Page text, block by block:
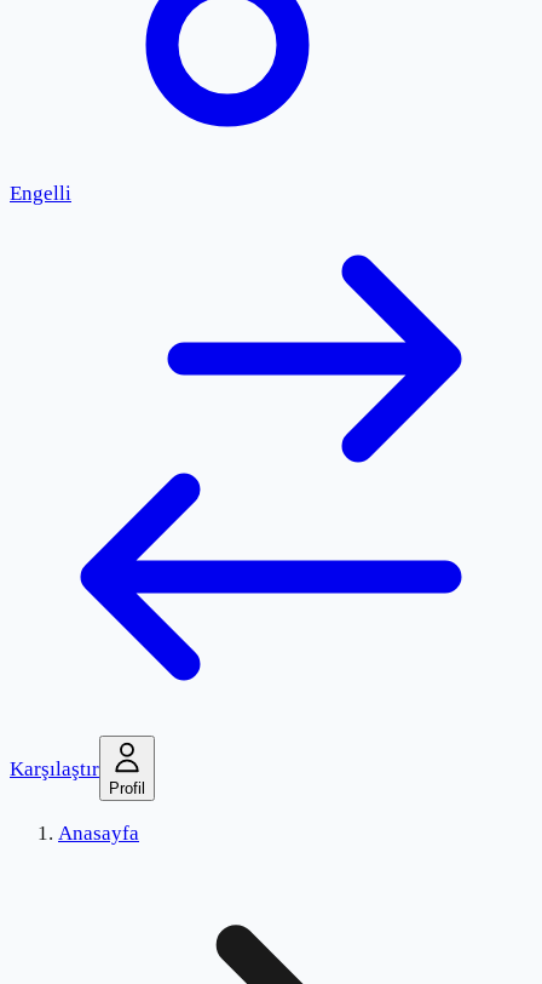
Engelli
Karşılaştır
Profil
Anasayfa